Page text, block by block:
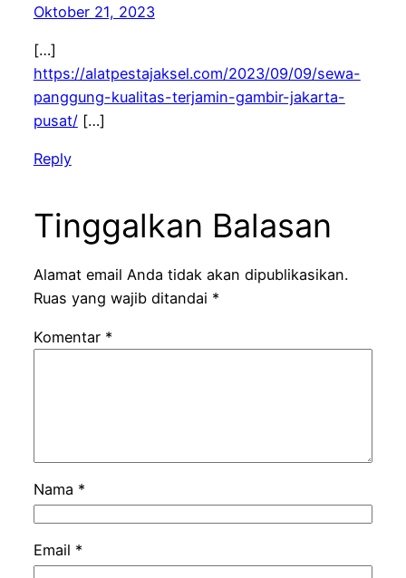
Oktober 21, 2023
[…]
https://alatpestajaksel.com/2023/09/09/sewa-
panggung-kualitas-terjamin-gambir-jakarta-
pusat/[…]
Reply
Tinggalkan Balasan
Alamat email Anda tidak akan dipublikasikan.
Ruas yang wajib ditandai *
Komentar *
Nama *
Email *